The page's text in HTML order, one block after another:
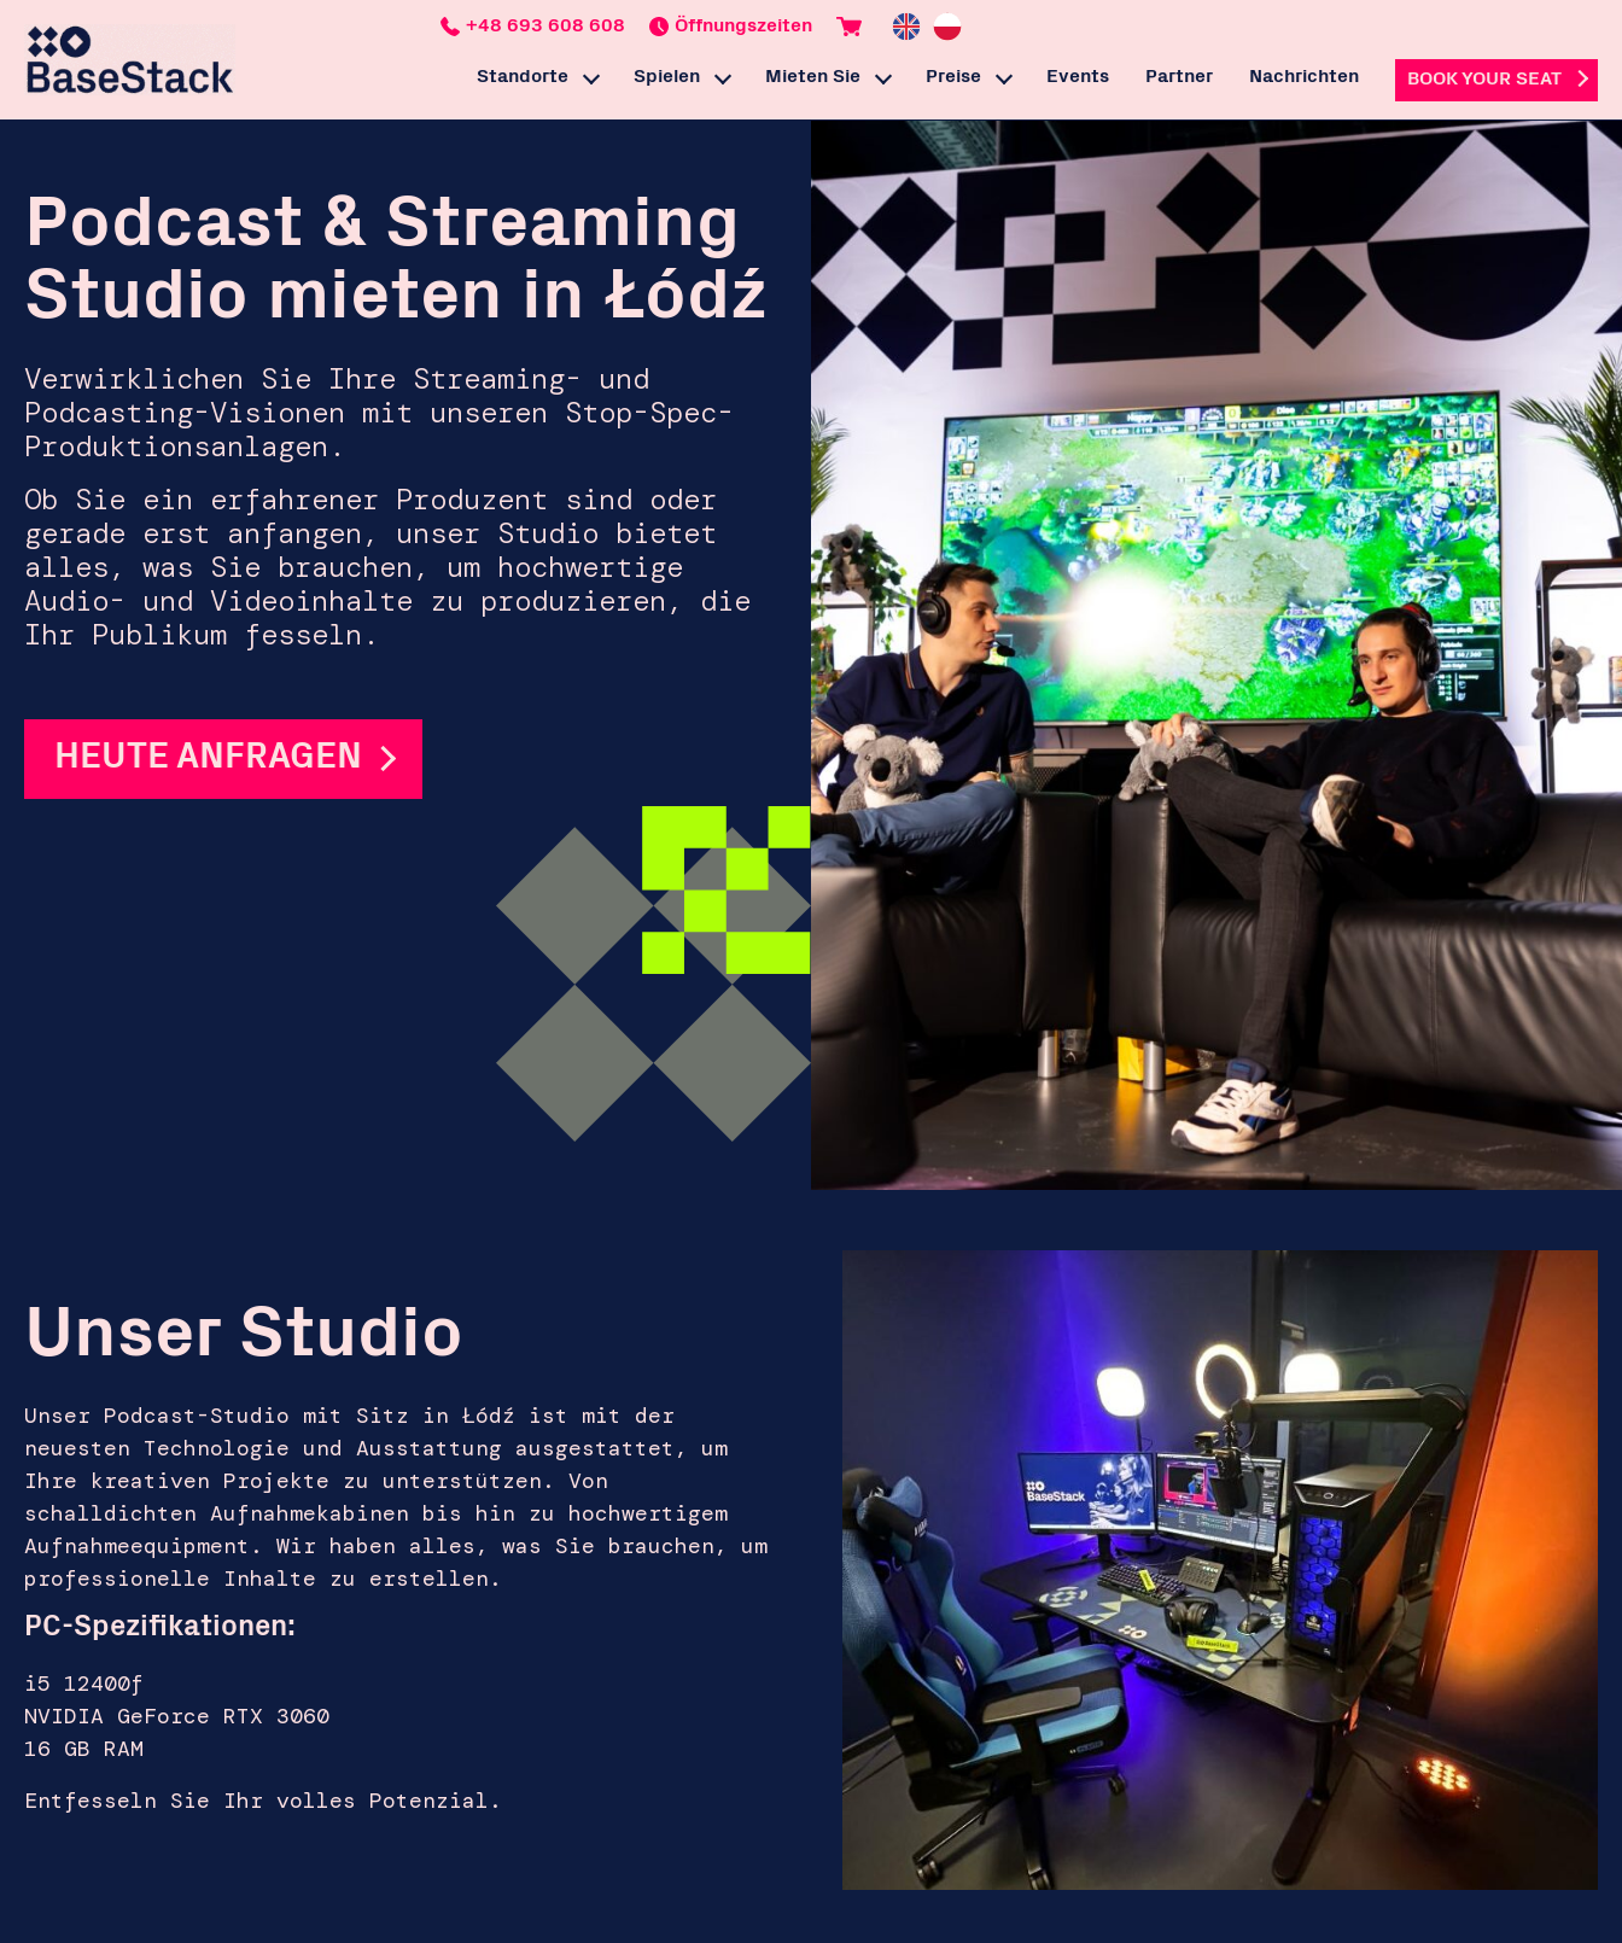
+48 693 608 608 Öffnungszeiten
Standorte
BaseStack Dortmund
Spielen
Games
Mieten Sie
Esports Veranstaltungsort
Spiel-Ausrüstung
Parties
Podcasts & Streaming
Veranstaltungsort mieten
Preise
Gaming
Events Partner Nachrichten BOOK YOUR SEAT
Podcast & Streaming
Studio mieten in Łódź
Verwirklichen Sie Ihre Streaming- und
Podcasting-Visionen mit unseren Stop-Spec-
Produktionsanlagen.
Ob Sie ein erfahrener Produzent sind oder
gerade erst anfangen, unser Studio bietet
alles, was Sie brauchen, um hochwertige
Audio- und Videoinhalte zu produzieren, die
Ihr Publikum fesseln.
HEUTE ANFRAGEN
Unser Studio
Unser Podcast-Studio mit Sitz in Łódź ist mit der
neuesten Technologie und Ausstattung ausgestattet, um
Ihre kreativen Projekte zu unterstützen. Von
schalldichten Aufnahmekabinen bis hin zu hochwertigem
Aufnahmeequipment. Wir haben alles, was Sie brauchen, um
professionelle Inhalte zu erstellen.
PC-Spezifikationen:
i5 12400f
NVIDIA GeForce RTX 3060
16 GB RAM
Entfesseln Sie Ihr volles Potenzial.